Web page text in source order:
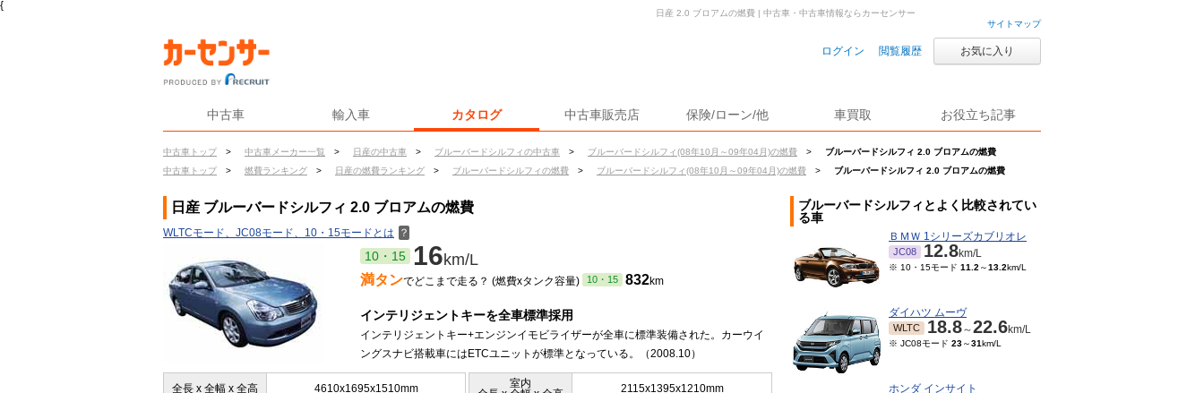
{
サイトマップ
ログイン 閲覧履歴 お気に入り
中古車 輸入車 カタログ 中古車販売店 保険/ローン/他 車買取 お役立ち記事
中古車トップ > 中古車メーカー一覧 > 日産の中古車 > ブルーバードシルフィの中古車 > ブルーバードシルフィ(08年10月～09年04月)の燃費 >
ブルーバードシルフィ 2.0 ブロアムの燃費
中古車トップ
> 燃費ランキング > 日産の燃費ランキング > ブルーバードシルフィの燃費 > ブルーバードシルフィ(08年10月～09年04月)の燃費 > ブルーバードシルフィ 2.0 ブロアムの燃費
日産 2.0 ブロアムの燃費 | 中古車・中古車情報ならカーセンサー
日産 ブルーバードシルフィ 2.0 ブロアムの燃費
WLTCモード、JC08モード、10・15モードとは ？
10・15 16km/L
満タンでどこまで走る？ (燃費xタンク容量) 10・15 832km
インテリジェントキーを全車標準採用
インテリジェントキー+エンジンイモビライザーが全車に標準装備された。カーウイ
ングスナビ搭載車にはETCユニットが標準となっている。（2008.10）
全長 x 全幅 x 全高 4610x1695x1510mm
室内
2115x1395x1210mm
ブルーバードシルフィとよく比較されてい
る車
ＢＭＷ 1シリーズカブリオレ
JC08 12.8km/L
※ 10・15モード 11.2 ～13.2km/L
ダイハツ ムーヴ
WLTC 18.8～22.6km/L
※ JC08モード 23～31km/L
ホンダ インサイト